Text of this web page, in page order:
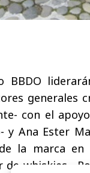
BBDO
generales
con el
y Ana Ester
la marca
de whiskies-,